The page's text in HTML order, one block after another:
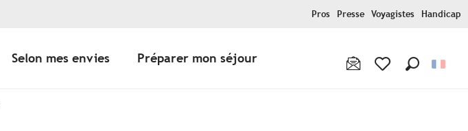
Pros Presse Voyagistes Handicap
Selon mes envies Préparer mon séjour